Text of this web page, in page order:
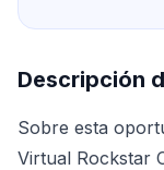
Descripción
Sobre esta
Virtual Rockstar